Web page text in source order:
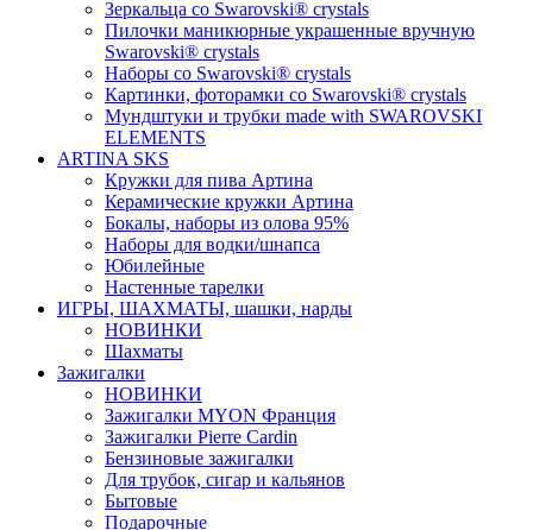
Зеркальца со Swarovski® crystals
Пилочки маникюрные украшенные вручную
Swarovski® crystals
Наборы со Swarovski® crystals
Картинки, фоторамки со Swarovski® crystals
Мундштуки и трубки made with SWAROVSKI
ELEMENTS
ARTINA SKS
Кружки для пива Артина
Керамические кружки Артина
Бокалы, наборы из олова 95%
Наборы для водки/шнапса
Юбилейные
Настенные тарелки
ИГРЫ, ШАХМАТЫ, шашки, нарды
НОВИНКИ
Шахматы
Зажигалки
НОВИНКИ
Зажигалки MYON Франция
Зажигалки Pierre Cardin
Бензиновые зажигалки
Для трубок, сигар и кальянов
Бытовые
Подарочные